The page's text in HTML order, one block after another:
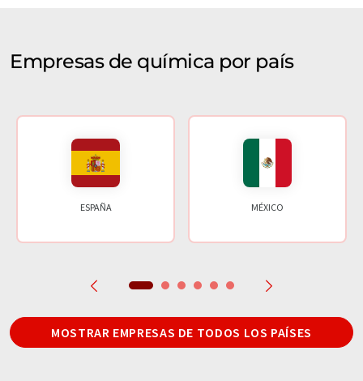
Empresas de química por país
ESPAÑA MÉXICO
MOSTRAR EMPRESAS DE TODOS LOS PAÍSES